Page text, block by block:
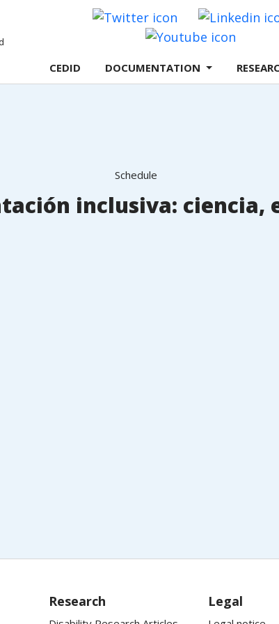
Twitter
CEDID DOCUMENTATION
Schedule
inclusiva: ciencia,
Research Legal